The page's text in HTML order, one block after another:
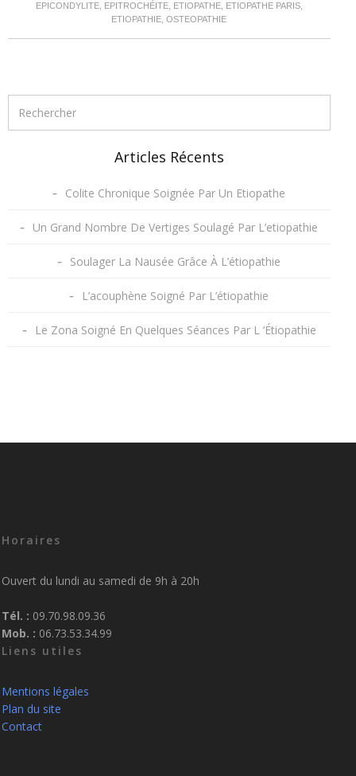
EPICONDYLITE, EPITROCHÉITE, ETIOPATHE, ETIOPATHE PARIS,
ETIOPATHIE, OSTEOPATHIE
Articles Récents
Colite Chronique Soignée Par Un Etiopathe
Un Grand Nombre De Vertiges Soulagé Par L’etiopathie
Soulager La Nausée Grâce À L’étiopathie
L’acouphène Soigné Par L’étiopathie
Le Zona Soigné En Quelques Séances Par L ‘Étiopathie
Horaires
Ouvert du lundi au samedi de 9h à 20h
Tél. : 09.70.98.09.36
Mob. : 06.73.53.34.99
Liens utiles
Mentions légales
Plan du site
Contact